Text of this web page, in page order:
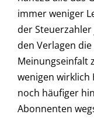
immer weniger
der
den Verlagen
Meinungseinfalt
wenigen wirklich
noch häufiger
Abonnenten